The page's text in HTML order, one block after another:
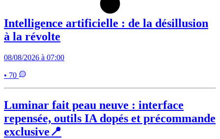
Intelligence artificielle : de la désillusion
à la révolte
08/08/2026 à 07:00
• 70
Luminar fait peau neuve : interface
repensée, outils IA dopés et précommande
exclusive📍